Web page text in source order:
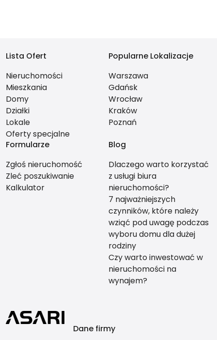
Lista Ofert
Nieruchomości
Mieszkania
Domy
Działki
Lokale
Oferty specjalne
Popularne Lokalizacje
Warszawa
Gdańsk
Wrocław
Kraków
Poznań
Formularze
Zgłoś nieruchomość
Zleć poszukiwanie
Kalkulator
Blog
Dlaczego warto korzystać
z usługi biura
nieruchomości?
7 najważniejszych
czynników, które należy
wziąć pod uwagę podczas
wyboru domu dla dużej
rodziny
Czy warto inwestować w
nieruchomości na
wynajem?
Dane firmy